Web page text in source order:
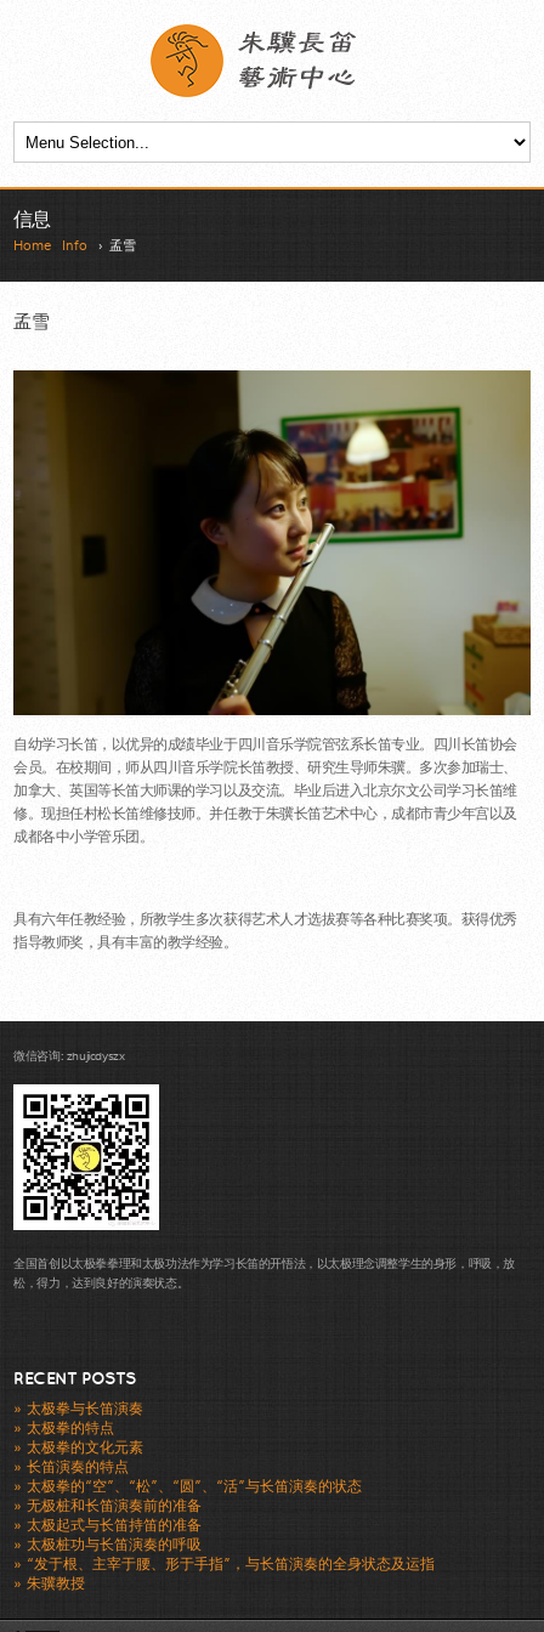
信息
Home Info › 孟雪
孟雪
自幼学习长笛，以优异的成绩毕业于四川音乐学院管弦系长笛专业。四川长笛协会
会员。在校期间，师从四川音乐学院长笛教授、研究生导师朱骥。多次参加瑞士、
加拿大、英国等长笛大师课的学习以及交流。毕业后进入北京尔文公司学习长笛维
修。现担任村松长笛维修技师。并任教于朱骥长笛艺术中心，成都市青少年宫以及
成都各中小学管乐团。
具有六年任教经验，所教学生多次获得艺术人才选拔赛等各种比赛奖项。获得优秀
指导教师奖，具有丰富的教学经验。
微信咨询: zhujicdyszx
全国首创以太极拳拳理和太极功法作为学习长笛的开悟法，以太极理念调整学生的身形，呼吸，放
松，得力，达到良好的演奏状态。
RECENT POSTS
» 太极拳与长笛演奏
» 太极拳的特点
» 太极拳的文化元素
» 长笛演奏的特点
» 太极拳的“空”、“松”、“圆”、“活”与长笛演奏的状态
» 无极桩和长笛演奏前的准备
» 太极起式与长笛持笛的准备
» 太极桩功与长笛演奏的呼吸
» “发于根、主宰于腰、形于手指”，与长笛演奏的全身状态及运指
» 朱骥教授